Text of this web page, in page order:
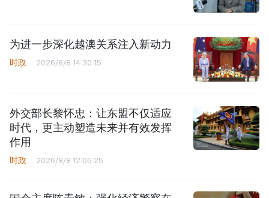
为进一步深化越澳关系注入新动力
时政 2026/8/8 14:30:15
外交部长黎怀忠：让东盟不仅适应
时代，更主动塑造未来并有效发挥
作用
时政 2026/8/8 12:05:25